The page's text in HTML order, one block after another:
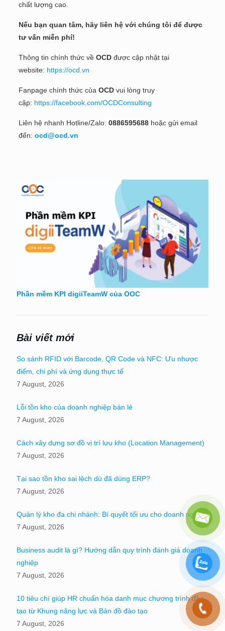
chất lượng cao.
Nếu bạn quan tâm, hãy liên hệ với chúng tôi để được
tư vấn miễn phí!
Thông tin chính thức về OCD được cập nhật tại
website: https://ocd.vn
Fanpage chính thức của OCD vui lòng truy
cập: https://facebook.com/OCDConsulting
Liên hệ nhanh Hotline/Zalo: 0886595688 hoặc gửi email
đến: ocd@ocd.vn
Phần mềm KPI digiiTeamW của OOC
Bài viết mới
So sánh RFID với Barcode, QR Code và NFC: Ưu nhược
điểm, chi phí và ứng dụng thực tế
7 August, 2026
Lỗi tồn kho của doanh nghiệp bán lẻ
7 August, 2026
Cách xây dựng sơ đồ vị trí lưu kho (Location Management)
7 August, 2026
Tại sao tồn kho sai lệch dù đã dùng ERP?
7 August, 2026
Quản lý kho đa chi nhánh: Bí quyết tối ưu cho doanh nghiệp
7 August, 2026
Business audit là gì? Hướng dẫn quy trình đánh giá doanh
nghiệp
7 August, 2026
10 tiêu chí giúp HR chuẩn hóa danh mục chương trình đào
tạo từ Khung năng lực và Bản đồ đào tạo
7 August, 2026